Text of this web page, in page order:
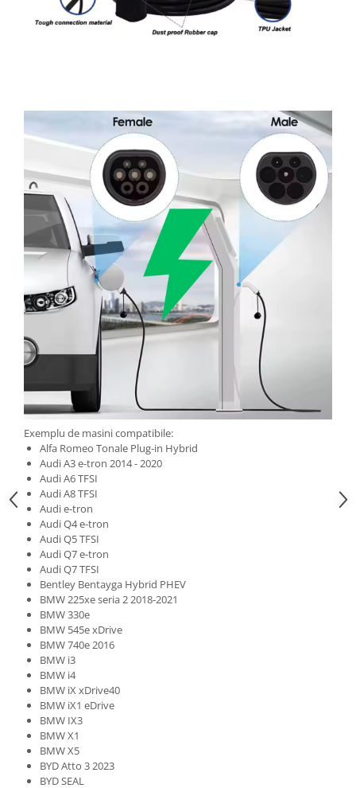
Exemplu de masini compatibile:
Alfa Romeo Tonale Plug-in Hybrid
Audi A3 e-tron 2014 - 2020
Audi A6 TFSI
Audi A8 TFSI
Audi e-tron
Audi Q4 e-tron
Audi Q5 TFSI
Audi Q7 e-tron
Audi Q7 TFSI
Bentley Bentayga Hybrid PHEV
BMW 225xe seria 2 2018-2021
BMW 330e
BMW 545e xDrive
BMW 740e 2016
BMW i3
BMW i4
BMW iX xDrive40
BMW iX1 eDrive
BMW IX3
BMW X1
BMW X5
BYD Atto 3 2023
BYD SEAL